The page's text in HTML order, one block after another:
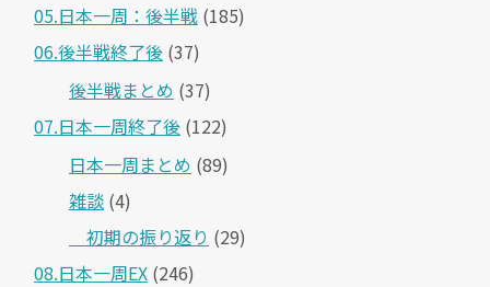
05.日本一周：後半戦 (185)
06.後半戦終了後 (37)
後半戦まとめ (37)
07.日本一周終了後 (122)
日本一周まとめ (89)
雑談 (4)
＿初期の振り返り (29)
08.日本一周EX (246)